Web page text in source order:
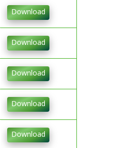
Download
Download
Download
Download
Download